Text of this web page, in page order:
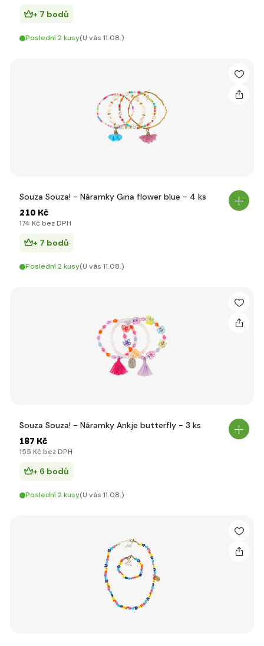
+ 7 bodů
Poslední 2 kusy(U vás 11.08.)
Souza Souza! - Náramky Gina flower blue - 4 ks
210 Kč
174 Kč bez DPH
+ 7 bodů
Poslední 2 kusy(U vás 11.08.)
Souza Souza! - Náramky Ankje butterfly - 3 ks
187 Kč
155 Kč bez DPH
+ 6 bodů
Poslední 2 kusy(U vás 11.08.)